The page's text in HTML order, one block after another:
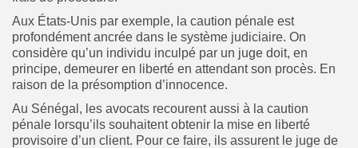
Aux États-Unis par exemple, la caution pénale est
profondément ancrée dans le système judiciaire. On
considère qu’un individu inculpé par un juge doit, en
principe, demeurer en liberté en attendant son procès. En
raison de la présomption d’innocence.
Au Sénégal, les avocats recourent aussi à la caution
pénale lorsqu’ils souhaitent obtenir la mise en liberté
provisoire d’un client. Pour ce faire, ils assurent le juge de